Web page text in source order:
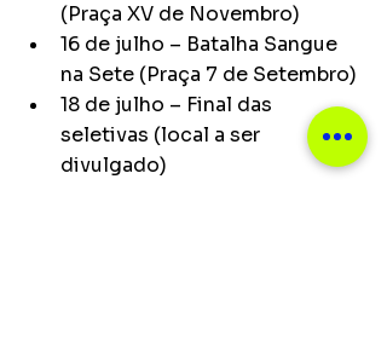
(Praça XV de Novembro)
16 de julho – Batalha Sangue
na Sete (Praça 7 de Setembro)
18 de julho – Final das
seletivas (local a ser
divulgado)